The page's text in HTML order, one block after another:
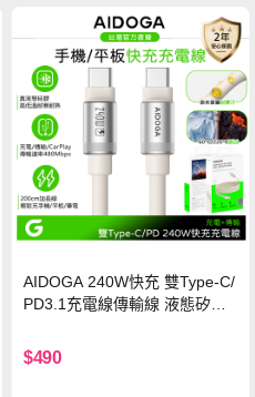
AIDOGA 240W快充 雙Type-C/
PD3.1充電線傳輸線 液態矽膠
機/平板/筆電
$490